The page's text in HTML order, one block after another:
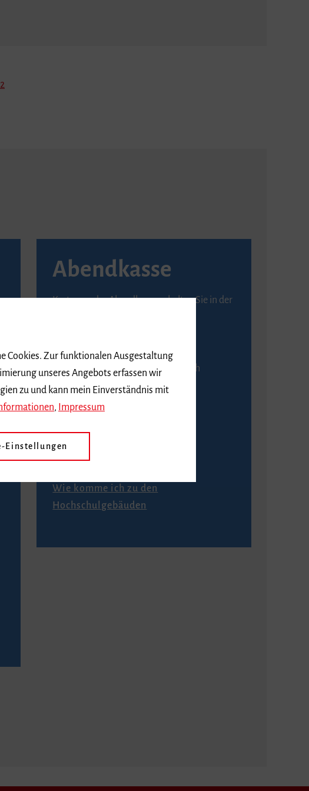
Abendkasse
Karten an der Abendkasse erhalten Sie in der
An der Abendkasse ist ausschließlich
Barzahlung möglich.
Anfahrt
Wie komme ich zu den
Hochschulgebäuden
Cookies. Zur funktionalen Ausgestaltung
unseres Angebots erfassen wir
zu und kann mein Einverständnis mit
Impressum
Einstellungen